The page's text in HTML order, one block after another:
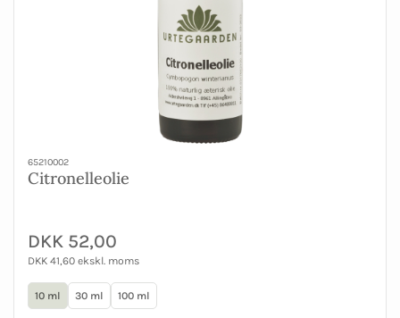
65210002
Citronelleolie
DKK 52,00
DKK 41,60 ekskl. moms
10 ml 30 ml 100 ml